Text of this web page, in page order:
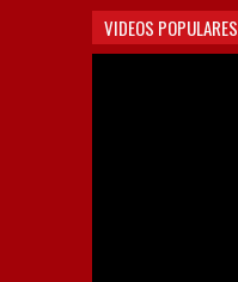
VIDEOS POPULARES